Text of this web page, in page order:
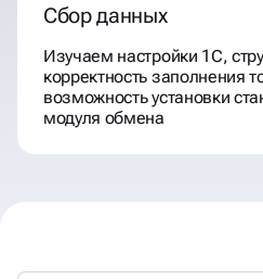
Сбор данных
Изучаем настройки 1С,
корректность заполнения
возможность установки
модуля обмена